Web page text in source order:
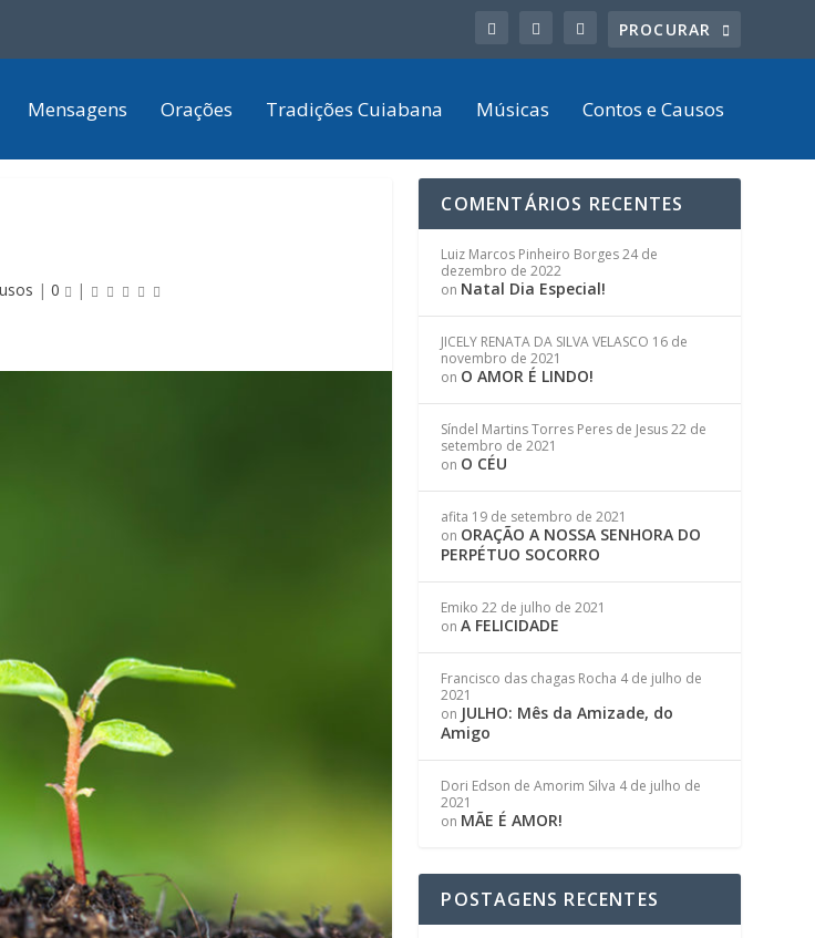
Mensagens Orações Tradições Cuiabana Músicas Contos e Causos
| 0 |
COMENTÁRIOS RECENTES
Luiz Marcos Pinheiro Borges24 de
dezembro de 2022
on Natal Dia Especial!
JICELY RENATA DA SILVA VELASCO 16 de
novembro de 2021
on O AMOR É LINDO!
Síndel Martins Torres Peres de Jesus22 de
setembro de 2021
on O CÉU
afita 19 de setembro de 2021
on ORAÇÃO A NOSSA SENHORA DO
PERPÉTUO SOCORRO
Emiko 22 de julho de 2021
onA FELICIDADE
Francisco das chagas Rocha 4 de julho de
2021
on JULHO: Mês da Amizade, do
Amigo
Dori Edson de Amorim Silva 4 de julho de
2021
on MÃE É AMOR!
POSTAGENS RECENTES